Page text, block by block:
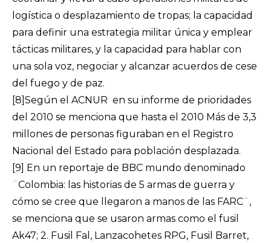
logística o desplazamiento de tropas; la capacidad
para definir una estrategia militar única y emplear
tácticas militares, y la capacidad para hablar con
una sola voz, negociar y alcanzar acuerdos de cese
del fuego y de paz.
[8] Según el ACNUR en su informe de prioridades
del 2010 se menciona que hasta el 2010 Más de 3,3
millones de personas figuraban en el Registro
Nacional del Estado para población desplazada.
[9]
En un reportaje de BBC mundo denominado
¨Colombia: las historias de 5 armas de guerra y
cómo se cree que llegaron a manos de las FARC¨,
se menciona que se usaron armas como el fusil
Ak47; 2. Fusil Fal, Lanzacohetes RPG, Fusil Barret,